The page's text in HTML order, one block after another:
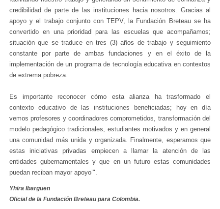
credibilidad de parte de las instituciones hacia nosotros. Gracias al
apoyo y el trabajo conjunto con TEPV, la Fundación Breteau se ha
convertido en una prioridad para las escuelas que acompañamos;
situación que se traduce en tres (3) años de trabajo y seguimiento
constante por parte de ambas fundaciones y en el éxito de la
implementación de un programa de tecnología educativa en contextos
de extrema pobreza.
Es importante reconocer cómo esta alianza ha trasformado el
contexto educativo de las instituciones beneficiadas; hoy en día
vemos profesores y coordinadores comprometidos, transformación del
modelo pedagógico tradicionales, estudiantes motivados y en general
una comunidad más unida y organizada. Finalmente, esperamos que
estas iniciativas privadas empiecen a llamar la atención de las
entidades gubernamentales y que en un futuro estas comunidades
puedan reciban mayor apoyo’".
Yhira Ibarguen
Oficial de la Fundación Breteau para Colombia.